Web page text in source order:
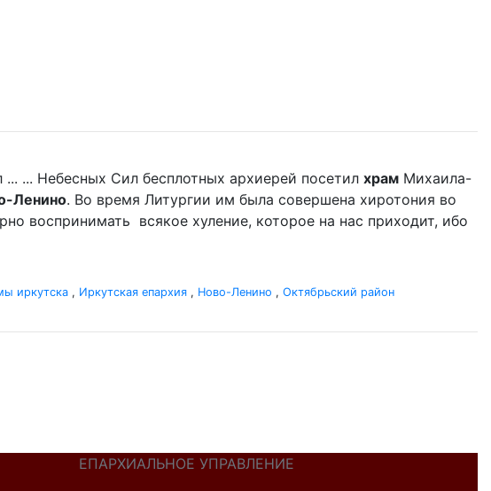
... Небесных Сил бесплотных архиерей посетил храм Михаила-
Ленино. Во время Литургии им была совершена хиротония во
воспринимать всякое хуление, которое на нас приходит, ибо
иркутска , Иркутская епархия , Ново-Ленино , Октябрьский район
ЕПАРХИАЛЬНОЕ УПРАВЛЕНИЕ